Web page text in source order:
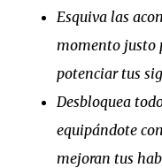
Esquiva las
momento justo
potenciar tus
Desbloquea
equipándote
mejoran tus